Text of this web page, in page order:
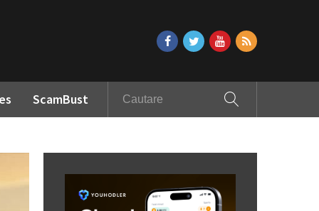
ScamBust